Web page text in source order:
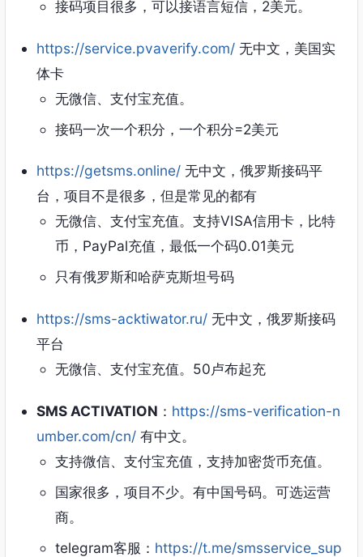
接码项目很多，可以接语言短信，2美元。
https://service.pvaverify.com/ 无中文，美国实
体卡
无微信、支付宝充值。
接码一次一个积分，一个积分=2美元
https://getsms.online/ 无中文，俄罗斯接码平
台，项目不是很多，但是常见的都有
无微信、支付宝充值。支持VISA信用卡，比特
币，PayPal充值，最低一个码0.01美元
只有俄罗斯和哈萨克斯坦号码
https://sms-acktiwator.ru/ 无中文，俄罗斯接码
平台
无微信、支付宝充值。50卢布起充
SMS ACTIVATION ： https://sms-verification-n
umber.com/cn/ 有中文。
支持微信、支付宝充值，支持加密货币充值。
国家很多，项目不少。有中国号码。可选运营
商。
telegram客服： https://t.me/smsservice_sup